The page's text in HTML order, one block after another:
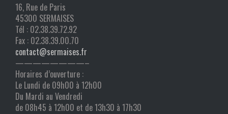
16, Rue de Paris
45300 SERMAISES
Tél : 02.38.39.72.92
Fax : 02.38.39.00.70
contact@sermaises.fr
————————–
Horaires d’ouverture :
Le Lundi de 09h00 à 12h00
Du Mardi au Vendredi
de 08h45 à 12h00 et de 13h30 à 17h30